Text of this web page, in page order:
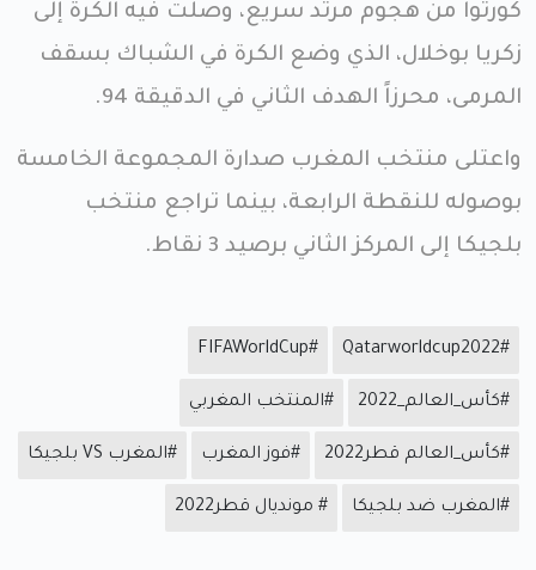
كورتوا من هجوم مرتد سريع، وصلت فيه الكرة إلى
زكريا بوخلال، الذي وضع الكرة في الشباك بسقف
المرمى، محرزاً الهدف الثاني في الدقيقة 94.
واعتلى منتخب المغرب صدارة المجموعة الخامسة
بوصوله للنقطة الرابعة، بينما تراجع منتخب
بلجيكا إلى المركز الثاني برصيد 3 نقاط.
#Qatarworldcup2022
#FIFAWorldCup
#كأس_العالم_2022 #المنتخب المغربي
#كأس_العالم قطر2022 #فوز المغرب #المغرب VS بلجيكا
#المغرب ضد بلجيكا #‎ مونديال قطر2022